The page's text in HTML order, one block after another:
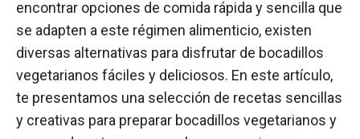
encontrar opciones de comida rápida y sencilla que
se adapten a este régimen alimenticio, existen
diversas alternativas para disfrutar de bocadillos
vegetarianos fáciles y deliciosos. En este artículo,
te presentamos una selección de recetas sencillas
y creativas para preparar bocadillos vegetarianos y